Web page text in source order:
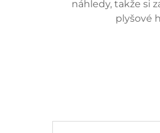
náhledy, takže si
plyšové